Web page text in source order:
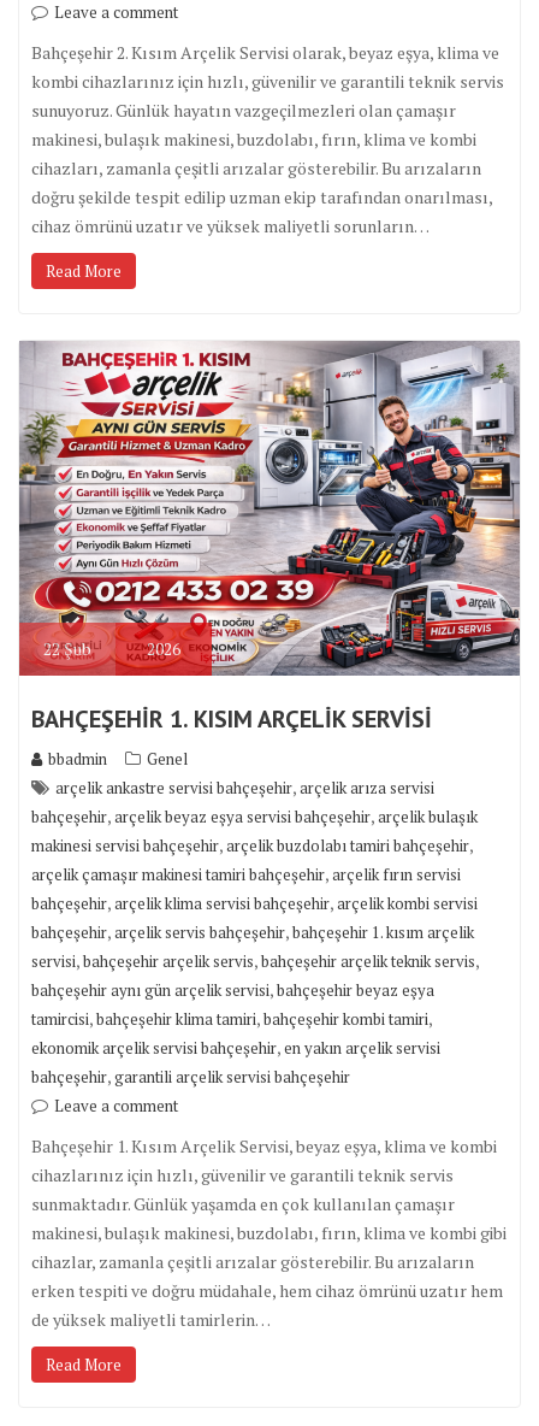
Leave a comment
Bahçeşehir 2. Kısım Arçelik Servisi olarak, beyaz eşya, klima ve
kombi cihazlarınız için hızlı, güvenilir ve garantili teknik servis
sunuyoruz. Günlük hayatın vazgeçilmezleri olan çamaşır
makinesi, bulaşık makinesi, buzdolabı, fırın, klima ve kombi
cihazları, zamanla çeşitli arızalar gösterebilir. Bu arızaların
doğru şekilde tespit edilip uzman ekip tarafından onarılması,
cihaz ömrünü uzatır ve yüksek maliyetli sorunların…
Read More
22Şub 2026
BAHÇEŞEHİR 1. KISIM ARÇELİK SERVİSİ
bbadmin
Genel
arçelik ankastre servisi bahçeşehir,arçelik arıza servisi
bahçeşehir,arçelik beyaz eşya servisi bahçeşehir,arçelik bulaşık
makinesi servisi bahçeşehir,arçelik buzdolabı tamiri bahçeşehir,
arçelik çamaşır makinesi tamiri bahçeşehir,arçelik fırın servisi
bahçeşehir,arçelik klima servisi bahçeşehir,arçelik kombi servisi
bahçeşehir,arçelik servis bahçeşehir,bahçeşehir 1. kısım arçelik
servisi,bahçeşehir arçelik servis,bahçeşehir arçelik teknik servis,
bahçeşehir aynı gün arçelik servisi,bahçeşehir beyaz eşya
tamircisi,bahçeşehir klima tamiri,bahçeşehir kombi tamiri,
ekonomik arçelik servisi bahçeşehir,en yakın arçelik servisi
bahçeşehir,garantili arçelik servisi bahçeşehir
Leave a comment
Bahçeşehir 1. Kısım Arçelik Servisi, beyaz eşya, klima ve kombi
cihazlarınız için hızlı, güvenilir ve garantili teknik servis
sunmaktadır. Günlük yaşamda en çok kullanılan çamaşır
makinesi, bulaşık makinesi, buzdolabı, fırın, klima ve kombi gibi
cihazlar, zamanla çeşitli arızalar gösterebilir. Bu arızaların
erken tespiti ve doğru müdahale, hem cihaz ömrünü uzatır hem
de yüksek maliyetli tamirlerin…
Read More